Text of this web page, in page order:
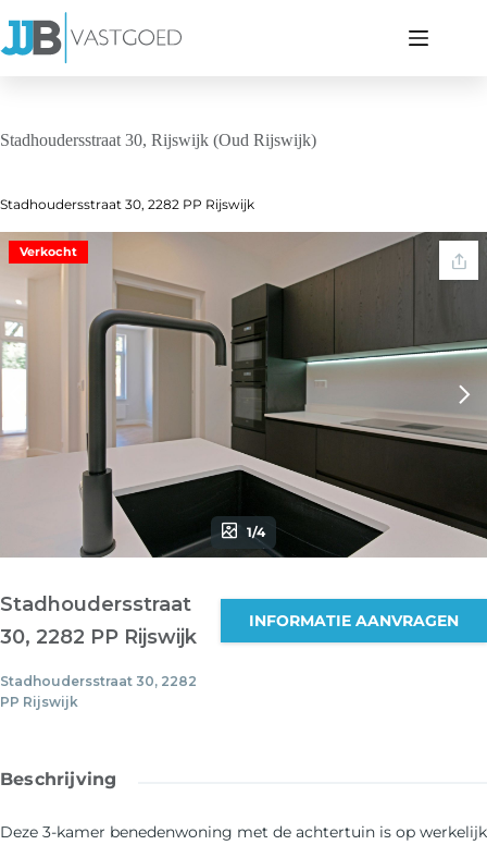
naar
de
Stadhoudersstraat 30, Rijswijk (Oud Rijswijk)
Stadhoudersstraat 30, 2282 PP Rijswijk
Verkocht
1/4
Stadhoudersstraat
30, 2282 PP Rijswijk
Stadhoudersstraat 30, 2282
PP Rijswijk
INFORMATIE AANVRAGEN
Beschrijving
Deze 3-kamer benedenwoning met de achtertuin is op werkelijk